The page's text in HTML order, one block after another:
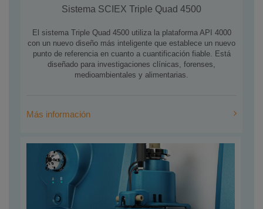
Sistema SCIEX Triple Quad 4500
El sistema Triple Quad 4500 utiliza la plataforma API 4000
con un nuevo diseño más inteligente que establece un nuevo
punto de referencia en cuanto a cuantificación fiable. Est
diseñado para investigaciones clínicas, forenses,
medioambientales y alimentarias.
Más información